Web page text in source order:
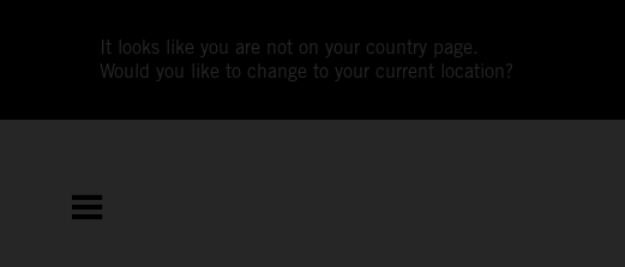
It looks like you are not on your country page.
Would you like to change to your current location?